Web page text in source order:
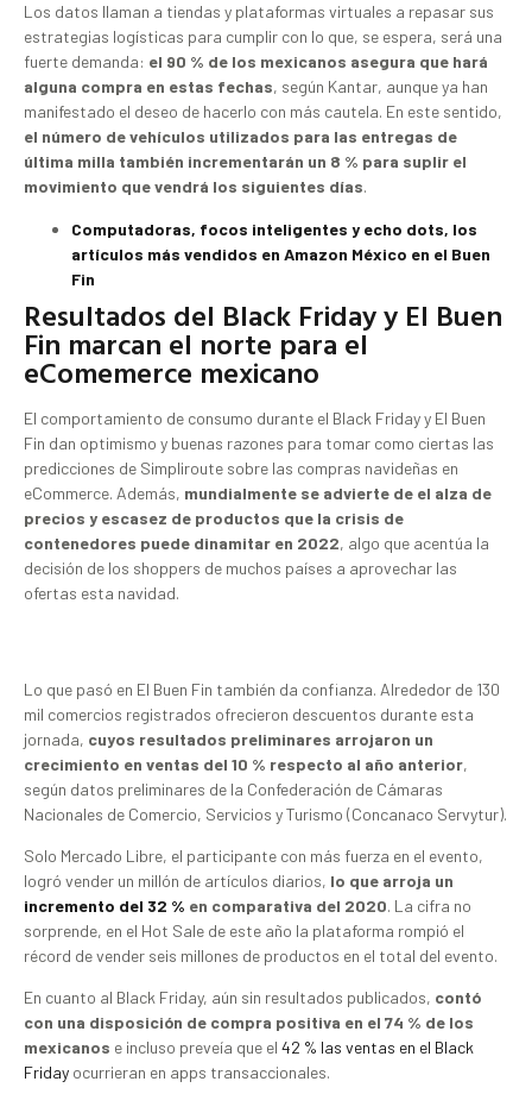
Los datos llaman a tiendas y plataformas virtuales a repasar sus
estrategias logísticas para cumplir con lo que, se espera, será una
fuerte demanda: el 90 % de los mexicanos asegura que hará
alguna compra en estas fechas, según Kantar, aunque ya han
manifestado el deseo de hacerlo con más cautela. En este sentido,
el número de vehículos utilizados para las entregas de
última milla también incrementarán un 8 % para suplir el
movimiento que vendrá los siguientes días.
Computadoras, focos inteligentes y echo dots, los
artículos más vendidos en Amazon México en el Buen
Fin
Resultados del Black Friday y El Buen
Fin marcan el norte para el
eComemerce mexicano
El comportamiento de consumo durante el Black Friday y El Buen
Fin dan optimismo y buenas razones para tomar como ciertas las
predicciones de Simpliroute sobre las compras navideñas en
eCommerce. Además, mundialmente se advierte de el alza de
precios y escasez de productos que la crisis de
contenedores puede dinamitar en 2022, algo que acentúa la
decisión de los shoppers de muchos países a aprovechar las
ofertas esta navidad.
Lo que pasó en El Buen Fin también da confianza. Alrededor de 130
mil comercios registrados ofrecieron descuentos durante esta
jornada, cuyos resultados preliminares arrojaron un
crecimiento en ventas del 10 % respecto al año anterior,
según datos preliminares de la Confederación de Cámaras
Nacionales de Comercio, Servicios y Turismo (Concanaco Servytur).
Solo Mercado Libre, el participante con más fuerza en el evento,
logró vender un millón de artículos diarios, lo que arroja un
incremento del 32 % en comparativa del 2020. La cifra no
sorprende, en el Hot Sale de este año la plataforma rompió el
récord de vender seis millones de productos en el total del evento.
En cuanto al Black Friday, aún sin resultados publicados, contó
con una disposición de compra positiva en el 74 % de los
mexicanos e incluso preveía que el 42 % las ventas en el Black
Friday ocurrieran en apps transaccionales.